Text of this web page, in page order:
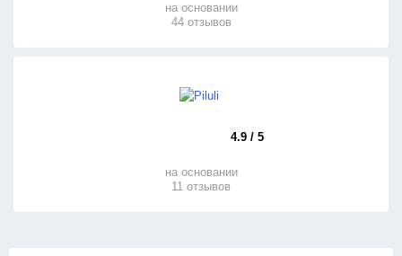
на основании
44 отзывов
4.9 / 5
на основании
11 отзывов